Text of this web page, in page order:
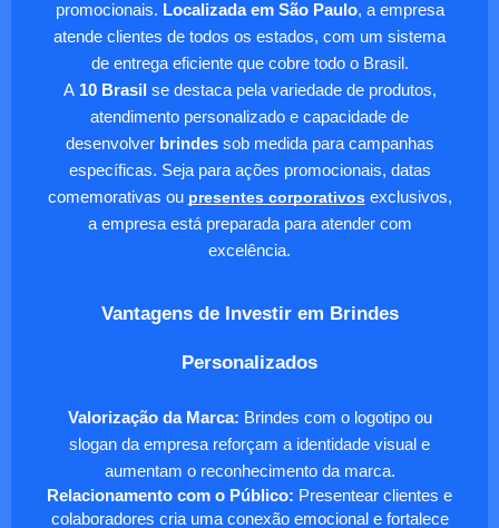
promocionais. Localizada em São Paulo, a empresa
atende clientes de todos os estados, com um sistema
de entrega eficiente que cobre todo o Brasil.
A10 Brasil se destaca pela variedade de produtos,
atendimento personalizado e capacidade de
desenvolver brindessob medida para campanhas
específicas. Seja para ações promocionais, datas
comemorativas ou presentes corporativosexclusivos,
a empresa está preparada para atender com
excelência.
Vantagens de Investir em Brindes
Personalizados
Valorização da Marca: Brindes com o logotipo ou
slogan da empresa reforçam a identidade visual e
aumentam o reconhecimento da marca.
Relacionamento com o Público: Presentear clientes e
colaboradores cria uma conexão emocional e fortalece